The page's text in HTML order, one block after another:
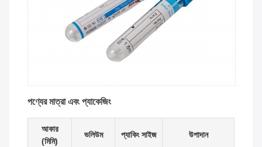
পণ্যের মাত্রা এবং প্যাকেজিং
আকার
(মিমি)
ভলিউম প্যাকিং সাইজ উপাদান